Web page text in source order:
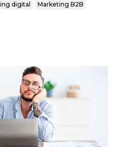
digital Marketing B2B